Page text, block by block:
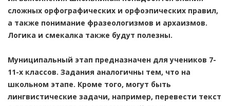
сложных орфографических и орфоэпических правил,
а также понимание фразеологизмов и архаизмов.
Логика и смекалка также будут полезны.
Муниципальный этап предназначен для учеников 7-
11-х классов. Задания аналогичны тем, что на
школьном этапе. Кроме того, могут быть
лингвистические задачи, например, перевести текст